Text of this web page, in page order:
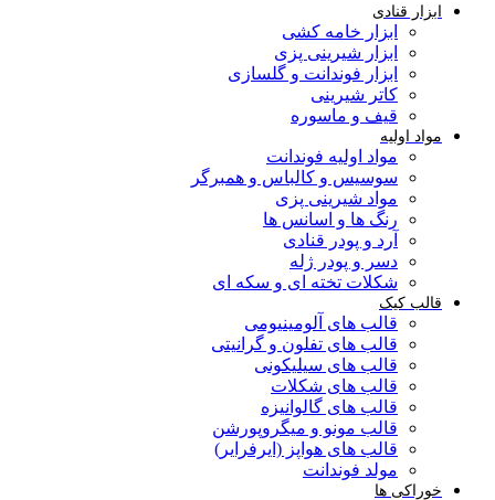
ابزار قنادی
ابزار خامه کشی
ابزار شیرینی پزی
ابزار فوندانت و گلسازی
کاتر شیرینی
قیف و ماسوره
مواد اولیه
مواد اولیه فوندانت
سوسیس و کالباس و همبرگر
مواد شیرینی پزی
رنگ ها و اسانس ها
آرد و پودر قنادی
دسر و پودر ژله
شکلات تخته ای و سکه ای
قالب کیک
قالب های آلومینیومی
قالب های تفلون و گرانیتی
قالب های سیلیکونی
قالب های شکلات
قالب های گالوانیزه
قالب مونو و میگروپورشن
قالب های هواپز (ایرفرایر)
مولد فوندانت
خوراکی ها